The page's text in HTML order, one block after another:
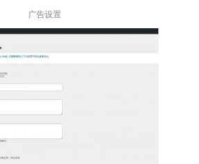
广告设置